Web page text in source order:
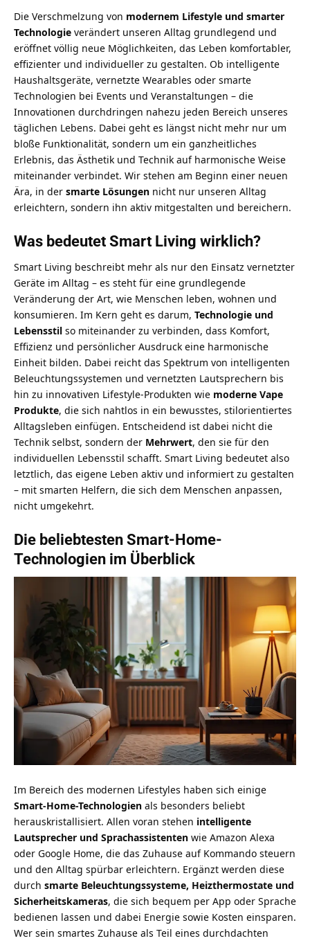
Die Verschmelzung von modernem Lifestyle und smarter
Technologie verändert unseren Alltag grundlegend und
eröffnet völlig neue Möglichkeiten, das Leben komfortabler,
effizienter und individueller zu gestalten. Ob intelligente
Haushaltsgeräte, vernetzte Wearables oder smarte
Technologien bei Events und Veranstaltungen – die
Innovationen durchdringen nahezu jeden Bereich unseres
täglichen Lebens. Dabei geht es längst nicht mehr nur um
bloße Funktionalität, sondern um ein ganzheitliches
Erlebnis, das Ästhetik und Technik auf harmonische Weise
miteinander verbindet. Wir stehen am Beginn einer neuen
Ära, in der smarte Lösungen nicht nur unseren Alltag
erleichtern, sondern ihn aktiv mitgestalten und bereichern.
Was bedeutet Smart Living wirklich?
Smart Living beschreibt mehr als nur den Einsatz vernetzter
Geräte im Alltag – es steht für eine grundlegende
Veränderung der Art, wie Menschen leben, wohnen und
konsumieren. Im Kern geht es darum, Technologie und
Lebensstil so miteinander zu verbinden, dass Komfort,
Effizienz und persönlicher Ausdruck eine harmonische
Einheit bilden. Dabei reicht das Spektrum von intelligenten
Beleuchtungssystemen und vernetzten Lautsprechern bis
hin zu innovativen Lifestyle-Produkten wie moderne Vape
Produkte, die sich nahtlos in ein bewusstes, stilorientiertes
Alltagsleben einfügen. Entscheidend ist dabei nicht die
Technik selbst, sondern der Mehrwert, den sie für den
individuellen Lebensstil schafft. Smart Living bedeutet also
letztlich, das eigene Leben aktiv und informiert zu gestalten
– mit smarten Helfern, die sich dem Menschen anpassen,
nicht umgekehrt.
Die beliebtesten Smart-Home-
Technologien im Überblick
Im Bereich des modernen Lifestyles haben sich einige
Smart-Home-Technologien als besonders beliebt
herauskristallisiert. Allen voran stehen intelligente
Lautsprecher und Sprachassistenten wie Amazon Alexa
oder Google Home, die das Zuhause auf Kommando steuern
und den Alltag spürbar erleichtern. Ergänzt werden diese
durch smarte Beleuchtungssysteme, Heizthermostate und
Sicherheitskameras, die sich bequem per App oder Sprache
bedienen lassen und dabei Energie sowie Kosten einsparen.
Wer sein smartes Zuhause als Teil eines durchdachten